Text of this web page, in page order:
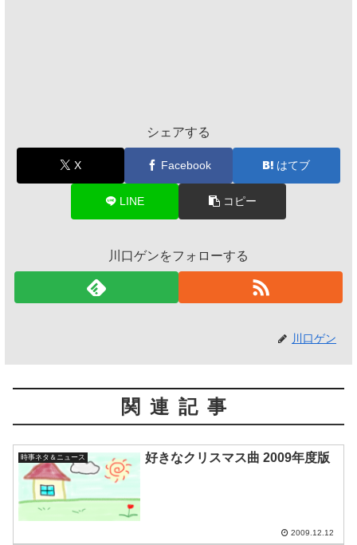
シェアする
X Facebook はてブ
LINE コピー
川口ゲンをフォローする
川口ゲン
関連記事
時事ネタ＆ニュース 好きなクリスマス曲 2009年度版
2009.12.12